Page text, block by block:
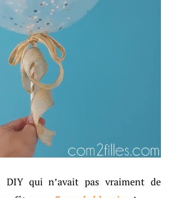
DIY qui n’avait pas vraiment de